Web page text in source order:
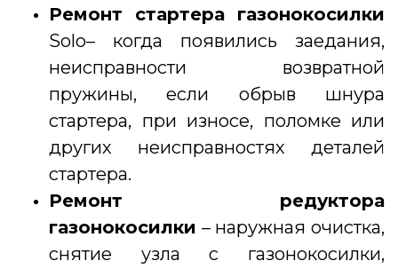
Ремонт стартера газонокосилки
Solo– когда появились заедания,
неисправности возвратной
пружины, если обрыв шнура
стартера, при износе, поломке или
других неисправностях деталей
стартера.
Ремонт редуктора
газонокосилки – наружная очистка,
снятие узла с газонокосилки,